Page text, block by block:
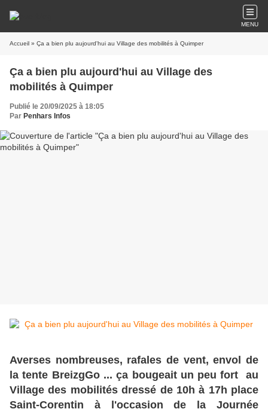
MENU
Accueil » Ça a bien plu aujourd'hui au Village des mobilités à Quimper
Ça a bien plu aujourd'hui au Village des
mobilités à Quimper
Publié le 20/09/2025 à 18:05
Par Penhars Infos
Averses nombreuses, rafales de vent, envol de
la tente BreizgGo ... ça bougeait un peu fort au
Village des mobilités dressé de 10h à 17h place
Saint-Corentin à l'occasion de la Journée